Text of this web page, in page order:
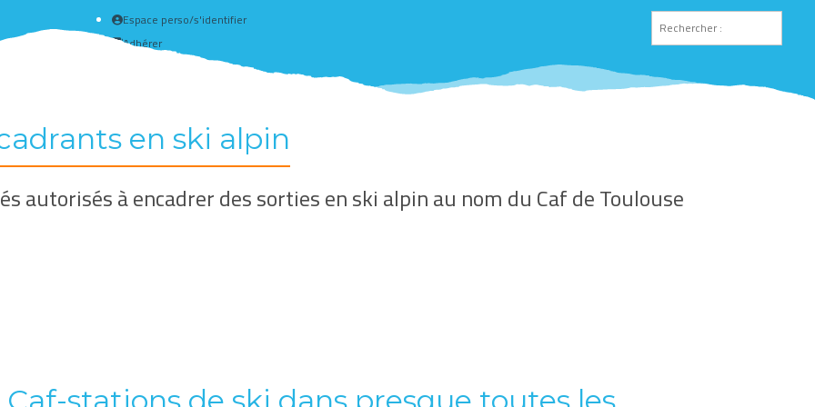
Espace perso/s'identifier
Adhérer
Créer un compte
en ski alpin
autorisés à encadrer des sorties en ski alpin au nom du Caf de Toulouse